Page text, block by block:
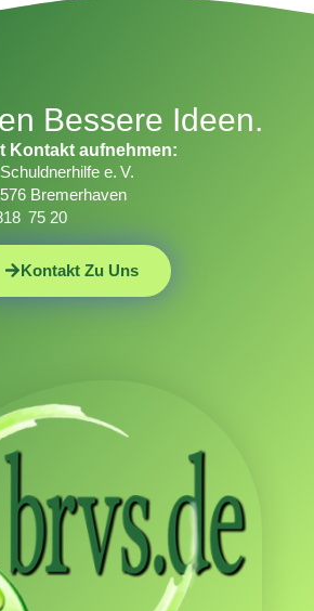
Bessere Ideen.
Kontakt aufnehmen:
e. V.
Bremerhaven
75 20
Kontakt Zu Uns